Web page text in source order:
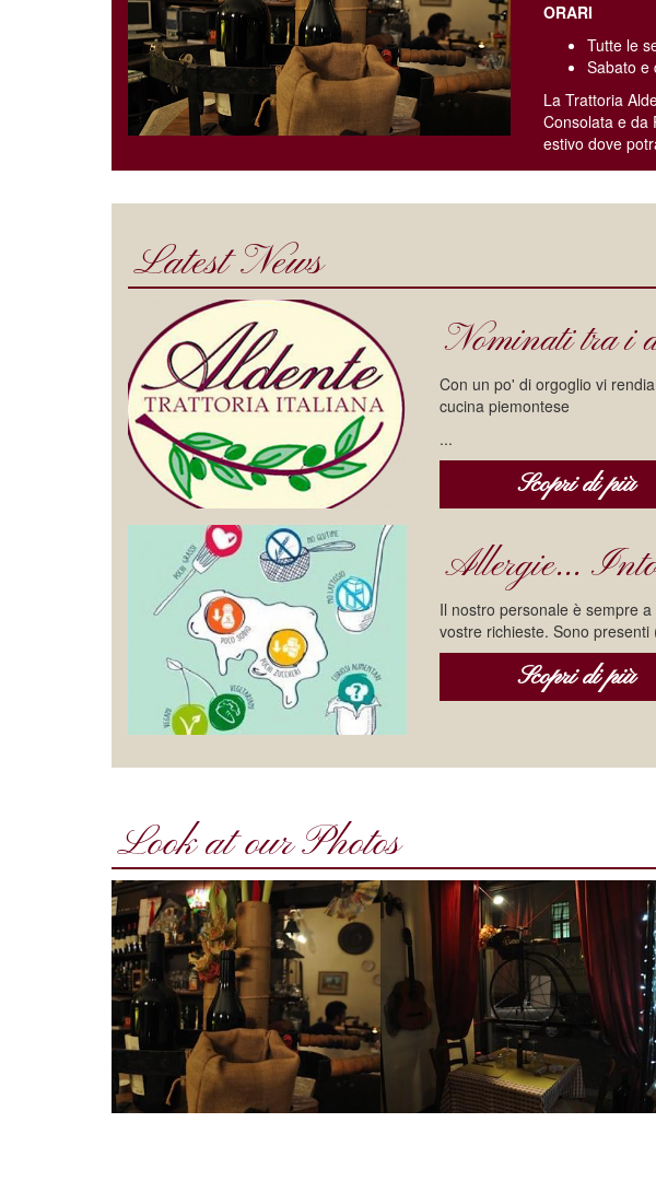
ORARI
Tutte le
Sabato e
La Trattoria
Consolata e da
estivo dove
Latest News
Nominati tra i
Con un po' di orgoglio vi
cucina piemontese
...
Scopri di più
Allergie...
Il nostro personale è sempre
vostre richieste. Sono
Scopri di più
Look at our Photos